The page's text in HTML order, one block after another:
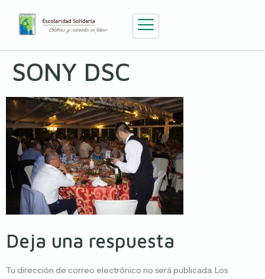
SONY DSC
Deja una respuesta
Tu dirección de correo electrónico no será publicada. Los